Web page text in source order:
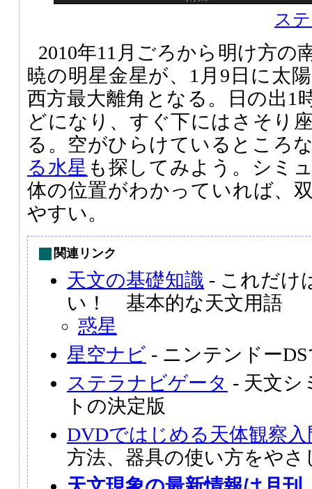
ス
2010年11月ごろから明け方の
暁の明星金星が、1月9日に太
西方最大離角となる。日の出1
どになり、すぐ下にはさそり
る。空がひらけているところ
る水星 も探してみよう。シミ
体の位置がわかっていれば、
やすい。
関連リンク
天文の基礎知識 - これだけ
い！ 基本的な天文用語
惑星
星空ナビ - ニンテンドー
ステラナビゲータ - 天文シ
トの決定版
DVDではじめる天体観察入
方法、器具の使い方をやさ